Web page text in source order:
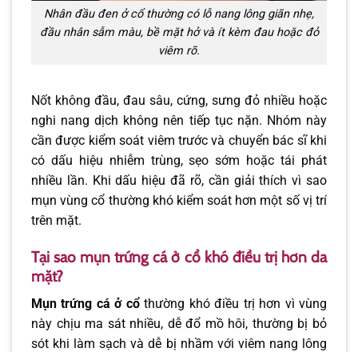
Nhân đầu đen ở cổ thường có lỗ nang lông giãn nhẹ,
đầu nhân sẫm màu, bề mặt hở và ít kèm đau hoặc đỏ
viêm rõ.
Nốt không đầu, đau sâu, cứng, sưng đỏ nhiều hoặc
nghi nang dịch không nên tiếp tục nặn. Nhóm này
cần được kiểm soát viêm trước và chuyển bác sĩ khi
có dấu hiệu nhiễm trùng, sẹo sớm hoặc tái phát
nhiều lần. Khi dấu hiệu đã rõ, cần giải thích vì sao
mụn vùng cổ thường khó kiểm soát hơn một số vị trí
trên mặt.
Tại sao mụn trứng cá ở cổ khó điều trị hơn da
mặt?
Mụn trứng cá ở cổthường khó điều trị hơn vì vùng
này chịu ma sát nhiều, dễ đổ mồ hôi, thường bị bỏ
sót khi làm sạch và dễ bị nhầm với viêm nang lông